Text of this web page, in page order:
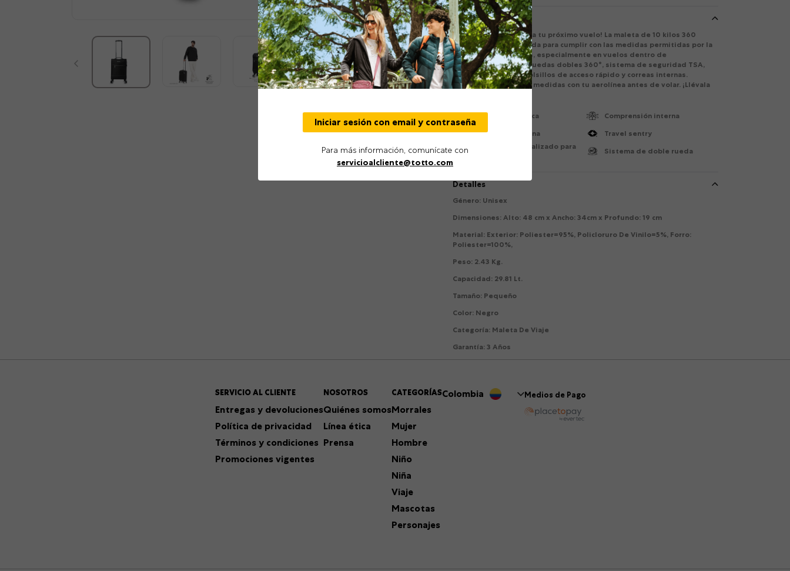
Descripción
¡Ligera y funcional para tu próximo vuelo! La maleta de 10 kilos 360
Liviana S1 está diseñada para cumplir con las medidas permitidas por la
mayoría de aerolíneas, especialmente en vuelos dentro de
Latinoamérica. Tiene ruedas dobles 360°, sistema de seguridad TSA,
manija telescópica, bolsillos de acceso rápido y correas internas.
Recuerda verificar las medidas con tu aerolínea antes de volar. ¡Llévala
Manija telescopica
Comprensión interna
Equipaje de cabina
Travel sentry
Producto especializado para
Sistema de doble rueda
Detalles
Género: Unisex
Dimensiones:Alto: 48 cm x Ancho: 34cm x Profundo: 19 cm
Material: Exterior: Poliester=95%, Policloruro De Vinilo=5%, Forro:
Poliester=100%,
Peso: 2.43 Kg.
Capacidad: 29.81 Lt.
Tamaño: Pequeño
Color: Negro
Categoría: Maleta De Viaje
Garantía: 3 Años
SERVICIO AL CLIENTE
Entregas y devoluciones
Política de privacidad
Términos y condiciones
Promociones vigentes
NOSOTROS
Quiénes somos
Línea ética
Prensa
CATEGORÍAS
Morrales
Mujer
Hombre
Niño
Niña
Viaje
Mascotas
Personajes
Colombia Medios de Pago
Iniciar sesión con email y contraseña
Para más información, comunícate con
servicioalcliente@totto.com